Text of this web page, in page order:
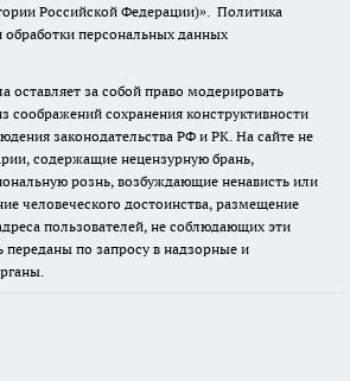
Российской Федерации)». Политика
персональных данных
оставляет за собой право модерировать
соображений сохранения конструктивности
законодательства РФ и РК. На сайте не
содержащие нецензурную брань,
рознь, возбуждающие ненависть или
человеческого достоинства, размещение
пользователей, не соблюдающих эти
переданы по запросу в надзорные и